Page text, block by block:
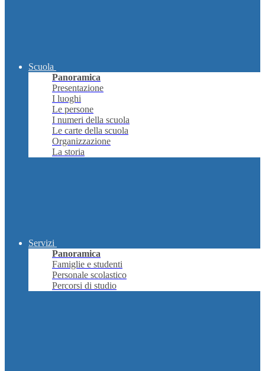
Scuola
Panoramica
Presentazione
I luoghi
Le persone
I numeri della scuola
Le carte della scuola
Organizzazione
La storia
Servizi
Panoramica
Famiglie e studenti
Personale scolastico
Percorsi di studio